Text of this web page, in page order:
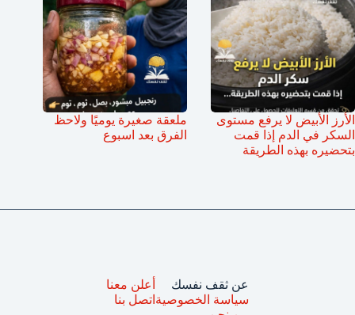
الأرز الأبيض لا يرفع مستوى
السكر في الدم إذا قمت
بتحضيره بهذه الطريقة
ملعقة صغيرة يوميًا ولاحظ
الفرق بعد اسبوع
عن ثقف نفسك
سياسة الخصوصية
أعلن معنا
اتصل بنا